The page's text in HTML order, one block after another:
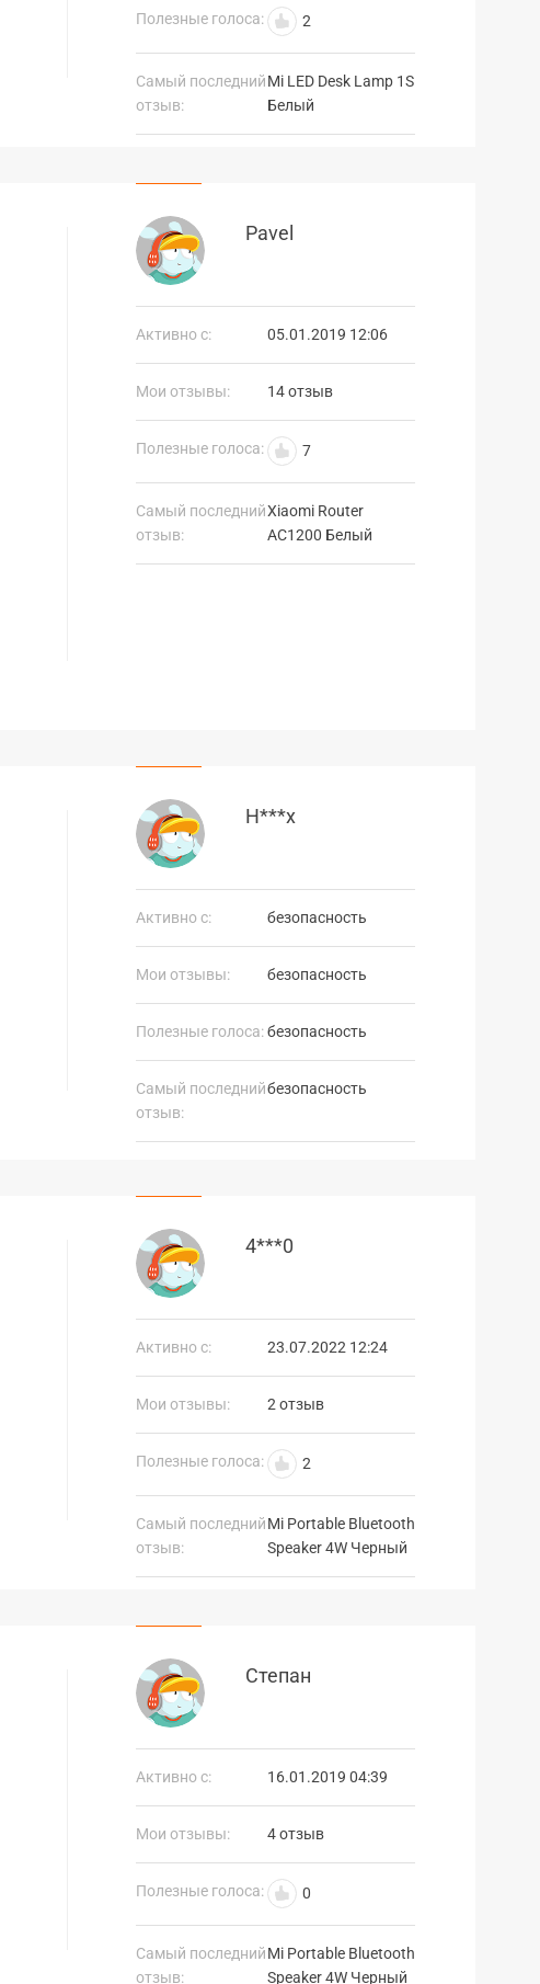
Полезные голоса: 2
Самый последний
отзыв:
Mi LED Desk Lamp 1S
Белый
Pavel
Активно с: 05.01.2019 12:06
Мои отзывы: 14 отзыв
Полезные голоса: 7
Самый последний
отзыв:
Xiaomi Router
AC1200 Белый
Н***х
Активно с: безопасность
Мои отзывы: безопасность
Полезные голоса:безопасность
Самый последний
отзыв:
безопасность
4***0
Активно с: 23.07.2022 12:24
Мои отзывы: 2 отзыв
Полезные голоса: 2
Самый последний
отзыв:
Mi Portable Bluetooth
Speaker 4W Черный
Степан
Активно с: 16.01.2019 04:39
Мои отзывы: 4 отзыв
Полезные голоса: 0
Самый последний
отзыв:
Mi Portable Bluetooth
Speaker 4W Черный